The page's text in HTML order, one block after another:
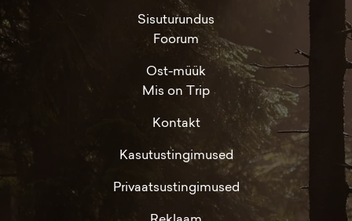
Sisuturundus
Foorum
Ost-müük
Mis on Trip
Kontakt
Kasutustingimused
Privaatsustingimused